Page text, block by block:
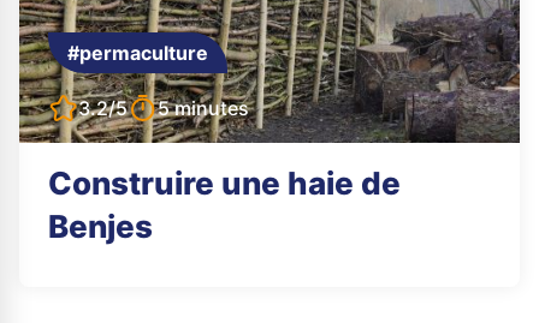
#permaculture
3.2/5 5 minutes
Construire une haie de
Benjes